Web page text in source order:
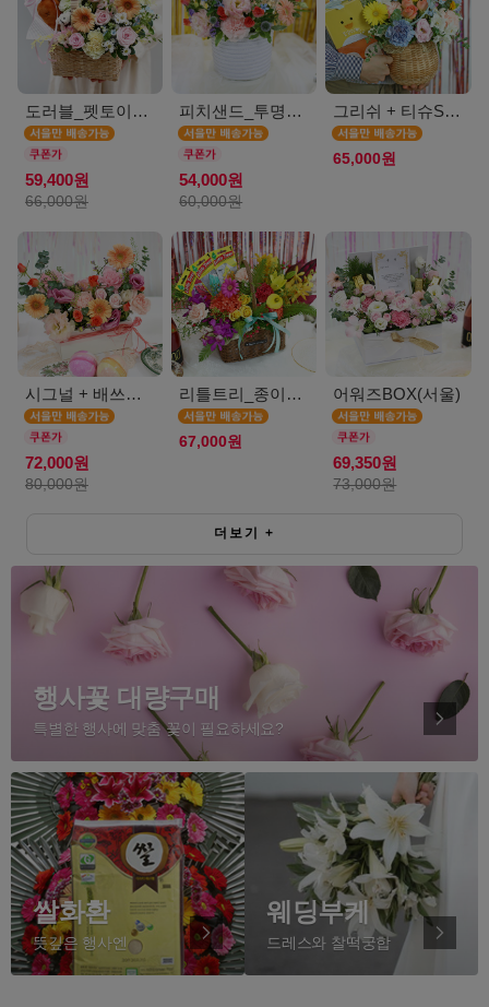
도러블_펫토이인형(서울)
59,400원
66,000원
피치샌드_투명보틀(서울)
54,000원
60,000원
그리쉬 + 티슈SET(서울)
65,000원
시그널 + 배쓰밤SET(서울)
72,000원
80,000원
리틀트리_종이방향제(서울)
67,000원
어워즈BOX(서울)
69,350원
73,000원
더보기 +
행사꽃 대량구매
특별한 행사에 맞춤 꽃이 필요하세요?
쌀화환
뜻깊은 행사엔
웨딩부케
드레스와 찰떡궁합